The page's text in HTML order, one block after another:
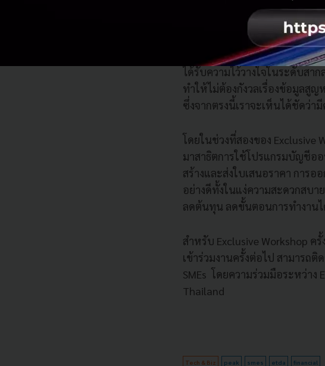
ส่วนในประเด็นเรื่องความปล
พัฒนาขึ้นมา มีระดับการรักษาค
เอง ที่ใช้วิธีการเก็บข้อมูลและ
ได้รับความไว้วางใจในระดับส
ทำให้ไม่ต้องกังวลเรื่องข้อมูลสู
ซึ่งจากตรงนี้เราจะเห็นได้ชัดว่
โดยในช่วงที่สองของ Exclusive
มาสาธิตการใช้โปรแกรมบัญชีอ
สร้างและส่งใบเสนอราคา การอ
อย่างดีทั้งในแง่ความสะดวกสบ
ลดต้นทุน ลดขั้นตอนการทำงานไ
สำหรับ Exclusive Workshop ค
เข้าร่วมงานครั้งต่อไป สามารถติ
SMEs โดยความร่วมมือระหว่าง
Thailand
Tech & Biz peak smes etda financial